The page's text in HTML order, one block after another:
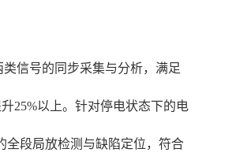
信号的同步采集与分析，满足
25%以上。针对停电状态下的电
全段局放检测与缺陷定位，符合